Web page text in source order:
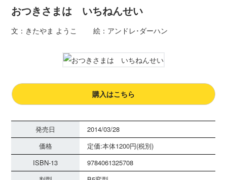
おつきさまは いちねんせい
文：きたやま ようこ 絵：アンドレ･ダーハン
購入はこちら
発売日
2014/03/28
価格
定価:本体1200円(税別)
ISBN-13
9784061325708